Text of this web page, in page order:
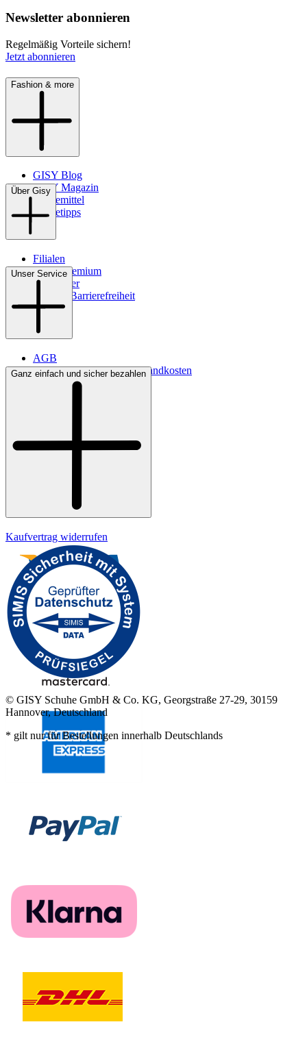
Newsletter abonnieren
Regelmäßig Vorteile sichern!
Jetzt abonnieren
Fashion & more
GISY Blog
GISY Magazin
Pflegemittel
Pflegetipps
Über Gisy
Filialen
WMS-Premium
Newsletter
Digitale Barrierefreiheit
Unser Service
AGB
Lieferbedingungen & Versandkosten
Bezahlung
Ganz einfach und sicher bezahlen
Kaufvertrag widerrufen
© GISY Schuhe GmbH & Co. KG, Georgstraße 27-29, 30159
Hannover, Deutschland
* gilt nur für Bestellungen innerhalb Deutschlands